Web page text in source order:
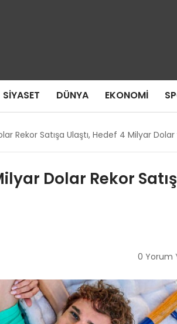
SIYASET DÜNYA EKONOMI
Rekor Satışa Ulaştı, Hedef 4 Milyar
Dolar Rekor
0 Yorum